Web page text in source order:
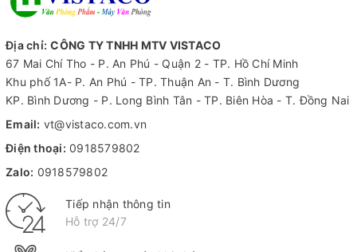
Địa chỉ: CÔNG TY TNHH MTV VISTACO
67 Mai Chí Tho - P. An Phú - Quận 2 - TP. Hồ Chí Minh
Khu phố 1A- P. An Phú - TP. Thuận An - T. Bình Dương
KP. Bình Dương - P. Long Bình Tân - TP. Biên Hòa - T. Đồng Nai
Email: vt@vistaco.com.vn
Điện thoại: 0918579802
Zalo: 0918579802
Tiếp nhận thông tin
Hỗ trợ 24/7